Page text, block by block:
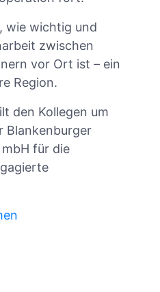
wie wichtig und
zwischen
vor Ort ist – ein
Region.
den Kollegen um
Blankenburger
für die